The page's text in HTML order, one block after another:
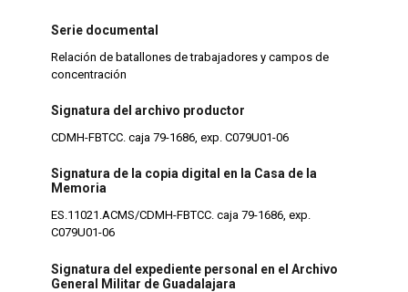
Serie documental
Relación de batallones de trabajadores y campos de
concentración
Signatura del archivo productor
CDMH-FBTCC. caja 79-1686, exp. C079U01-06
Signatura de la copia digital en la Casa de la
Memoria
ES.11021.ACMS/CDMH-FBTCC. caja 79-1686, exp.
C079U01-06
Signatura del expediente personal en el Archivo
General Militar de Guadalajara